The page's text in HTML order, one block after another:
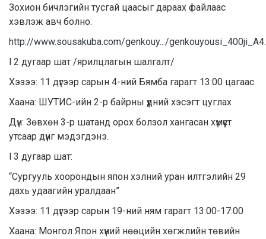
Зохион бичлэгийн тусгай цаасыг дараах файлаас
хэвлэж авч болно.
http://www.sousakuba.com/genkouy.../
l 2 дугаар шат /ярилцлагын шалгалт/
Хэзээ: 11 дүгээр сарын 4-ний Бямба гарагт 13:00 цагаас
Хаана: ШУТИС-ийн 2-р байрны үүдний хэсэгт цуглах
Дүн: Зөвхөн 3-р шатанд орох болзол хангасан хүмүүст
утсаар дүнг мэдэгдэнэ.
l 3 дугаар шат:
“Сургууль хоорондын япон хэлний уран илтгэлийн 29
дахь удаагийн уралдаан”
Хэзээ: 11 дүгээр сарын 19-ний ням гарагт 13:00-17:00
Хаана: Монгол Япон хүний нөөцийн хөгжлийн төвийн